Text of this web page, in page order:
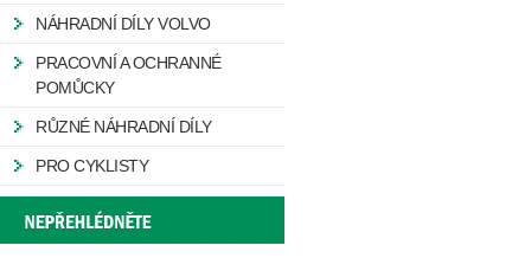
NÁHRADNÍ DÍLY VOLVO
PRACOVNÍ A OCHRANNÉ
POMŮCKY
RŮZNÉ NÁHRADNÍ DÍLY
PRO CYKLISTY